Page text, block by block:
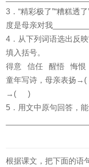
3．“精彩极了”“糟糕透
度是母亲对我
4．从下列词语选出反映
填入括号。
得意 信任 醒悟 悔恨
童年写诗，母亲表
→( )
5．用文中原句回答，
根据课文，把下面的语